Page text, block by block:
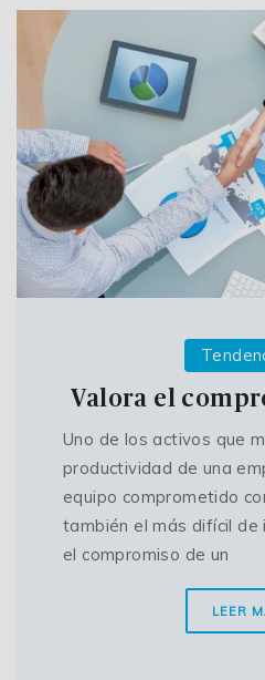
Valora el
Uno de los activos que
productividad de una
equipo comprometido
también el más difícil de
el compromiso de un
LEER